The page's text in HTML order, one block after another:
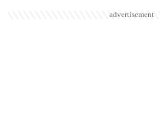
advertisement